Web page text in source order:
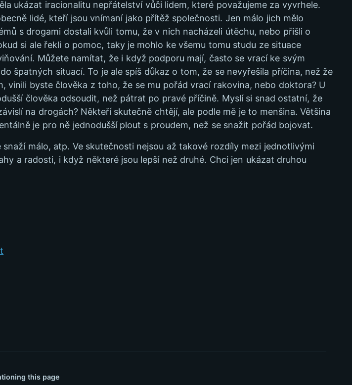
ukázat iracionalitu nepřátelství vůči lidem, které považujeme za vyvrhele.
lidé, kteří jsou vnímaní jako přítěž společnosti. Jen málo jich mělo
s drogami dostali kvůli tomu, že v nich nacházeli útěchu, nebo přišli o
si ale řekli o pomoc, taky je mohlo ke všemu tomu studu ze situace
Můžete namítat, že i když podporu mají, často se vrací ke svým
špatných situací. To je ale spíš důkaz o tom, že se nevyřešila příčina, než že
vinili byste člověka z toho, že se mu pořád vrací rakovina, nebo doktora? U
člověka odsoudit, než pátrat po pravé příčině. Myslí si snad ostatní, že
na drogách? Někteří skutečně chtějí, ale podle mě je to menšina. Většina
je pro ně jednodušší plout s proudem, než se snažit pořád bojovat.
málo, atp. Ve skutečnosti nejsou až takové rozdíly mezi jednotlivými
a radosti, i když některé jsou lepší než druhé. Chci jen ukázat druhou
this page